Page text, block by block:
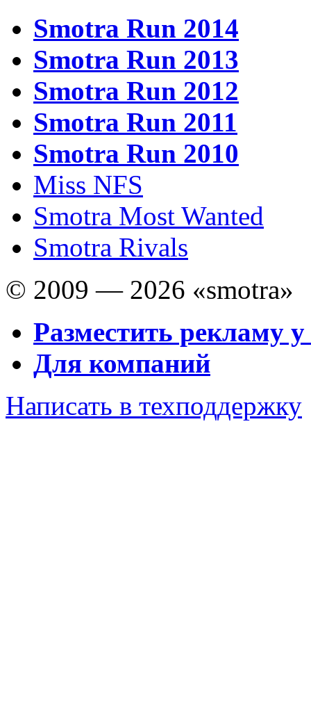
Smotra Run 2014
Smotra Run 2013
Smotra Run 2012
Smotra Run 2011
Smotra Run 2010
Miss NFS
Smotra Most Wanted
Smotra Rivals
© 2009 — 2026 «smotra»
Разместить рекламу у
Для компаний
Написать в техподдержку